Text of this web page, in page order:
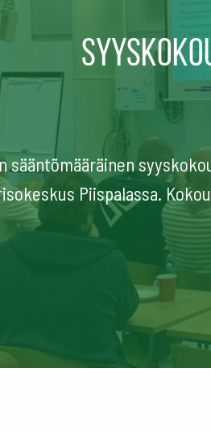
sääntömääräinen
Piispalassa.